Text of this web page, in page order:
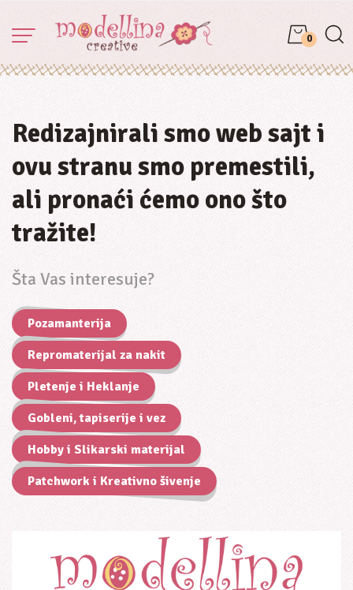
0
Redizajnirali smo web sajt i
ovu stranu smo premestili,
ali pronaći ćemo ono što
tražite!
Šta Vas interesuje?
Pozamanterija
Repromaterijal za nakit
Pletenje i Heklanje
Gobleni, tapiserije i vez
Hobby i Slikarski materijal
Patchwork i Kreativno šivenje